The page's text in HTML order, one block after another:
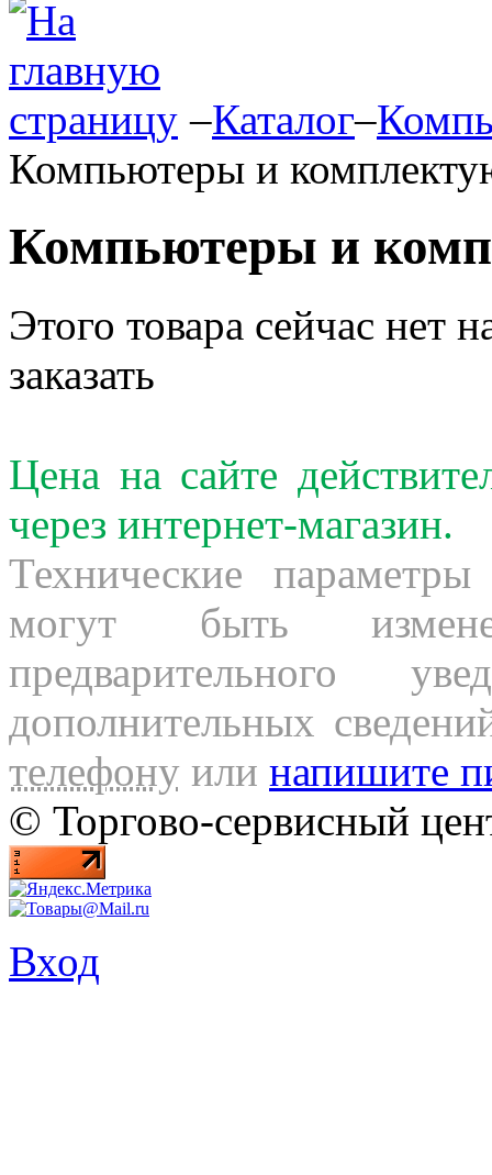
–Каталог–
Компьютеры и
Компьютеры и
Этого товара сейчас нет
заказать
Цена на сайте
через интернет-магазин.
Технические
могут быть
предварительного
дополнительных
телефону или напишите
© Торгово-сервисный
Вход